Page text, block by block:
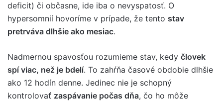
deficit) či občasne, ide iba o nevyspatosť. O
hypersomnií hovoríme v prípade, že tento stav
pretrváva dlhšie ako mesiac.
Nadmernou spavosťou rozumieme stav, kedy človek
spí viac, než je bdelí. To zahŕňa časové obdobie dlhšie
ako 12 hodín denne. Jedinec nie je schopný
kontrolovať zaspávanie počas dňa, čo ho môže